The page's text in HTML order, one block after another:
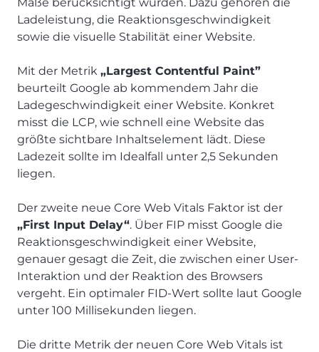
Ladeleistung, die Reaktionsgeschwindigkeit
sowie die visuelle Stabilität einer Website.
Mit der Metrik „Largest Contentful Paint”
beurteilt Google ab kommendem Jahr die
Ladegeschwindigkeit einer Website. Konkret
misst die LCP, wie schnell eine Website das
größte sichtbare Inhaltselement lädt. Diese
Ladezeit sollte im Idealfall unter 2,5 Sekunden
liegen.
Der zweite neue Core Web Vitals Faktor ist der
„First Input Delay“. Über FIP misst Google die
Reaktionsgeschwindigkeit einer Website,
genauer gesagt die Zeit, die zwischen einer User-
Interaktion und der Reaktion des Browsers
vergeht. Ein optimaler FID-Wert sollte laut Google
unter 100 Millisekunden liegen.
Die dritte Metrik der neuen Core Web Vitals ist